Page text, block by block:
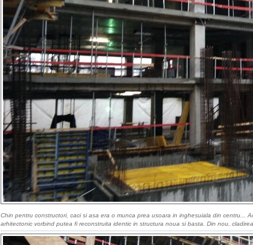
Chin pentru constructori, caci si asa era o munca prea usoara in inghesuiala din
arhitectonic vorbind putea fi reconstruita identic in structura noua si basta. Din nou,